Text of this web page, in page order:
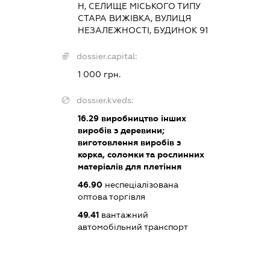
Н, СЕЛИЩЕ МІСЬКОГО ТИПУ
СТАРА ВИЖІВКА, ВУЛИЦЯ
НЕЗАЛЕЖНОСТІ, БУДИНОК 91
dossier.capital:
1 000 грн.
dossier.kveds:
16.29 виробництво інших
виробів з деревини;
виготовлення виробів з
корка, соломки та рослинних
матеріалів для плетіння
46.90 неспеціалізована
оптова торгівля
49.41 вантажний
автомобільний транспорт